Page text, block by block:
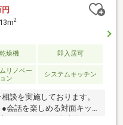
ルコニーで日当たり・通
、コンビニや飲食店が充
～～～～～～～～～～～◆
利50年ローン!◆提携銀行
い!◆車でまとめてご案
無休!即日対応させていた
ゼントキャンペーン♪◆フ
円
2
燥機 即入居可
リノベー
ン
システムキッチン
談を実施しております。
会話を楽しめる対面キッ
フローリング●南東向きバ